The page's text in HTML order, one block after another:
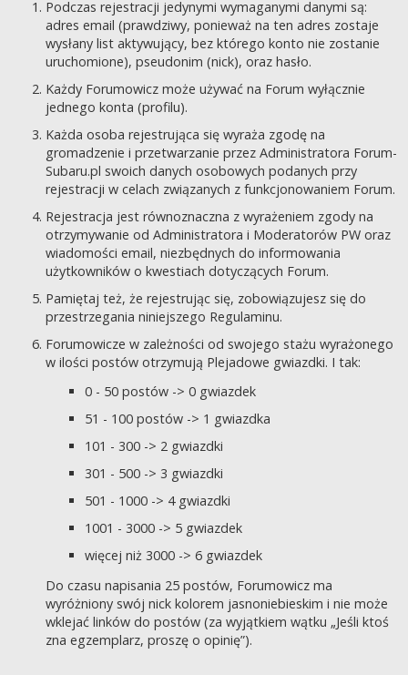
Podczas rejestracji jedynymi wymaganymi danymi są:
adres email (prawdziwy, ponieważ na ten adres zostaje
wysłany list aktywujący, bez którego konto nie zostanie
uruchomione), pseudonim (nick), oraz hasło.
Każdy Forumowicz może używać na Forum wyłącznie
jednego konta (profilu).
Każda osoba rejestrująca się wyraża zgodę na
gromadzenie i przetwarzanie przez Administratora Forum-
Subaru.pl swoich danych osobowych podanych przy
rejestracji w celach związanych z funkcjonowaniem Forum.
Rejestracja jest równoznaczna z wyrażeniem zgody na
otrzymywanie od Administratora i Moderatorów PW oraz
wiadomości email, niezbędnych do informowania
użytkowników o kwestiach dotyczących Forum.
Pamiętaj też, że rejestrując się, zobowiązujesz się do
przestrzegania niniejszego Regulaminu.
Forumowicze w zależności od swojego stażu wyrażonego
w ilości postów otrzymują Plejadowe gwiazdki. I tak:
0 - 50 postów -> 0 gwiazdek
51 - 100 postów -> 1 gwiazdka
101 - 300 -> 2 gwiazdki
301 - 500 -> 3 gwiazdki
501 - 1000 -> 4 gwiazdki
1001 - 3000 -> 5 gwiazdek
więcej niż 3000 -> 6 gwiazdek
Do czasu napisania 25 postów, Forumowicz ma
wyróżniony swój nick kolorem jasnoniebieskim i nie może
wklejać linków do postów (za wyjątkiem wątku „Jeśli ktoś
zna egzemplarz, proszę o opinię”).